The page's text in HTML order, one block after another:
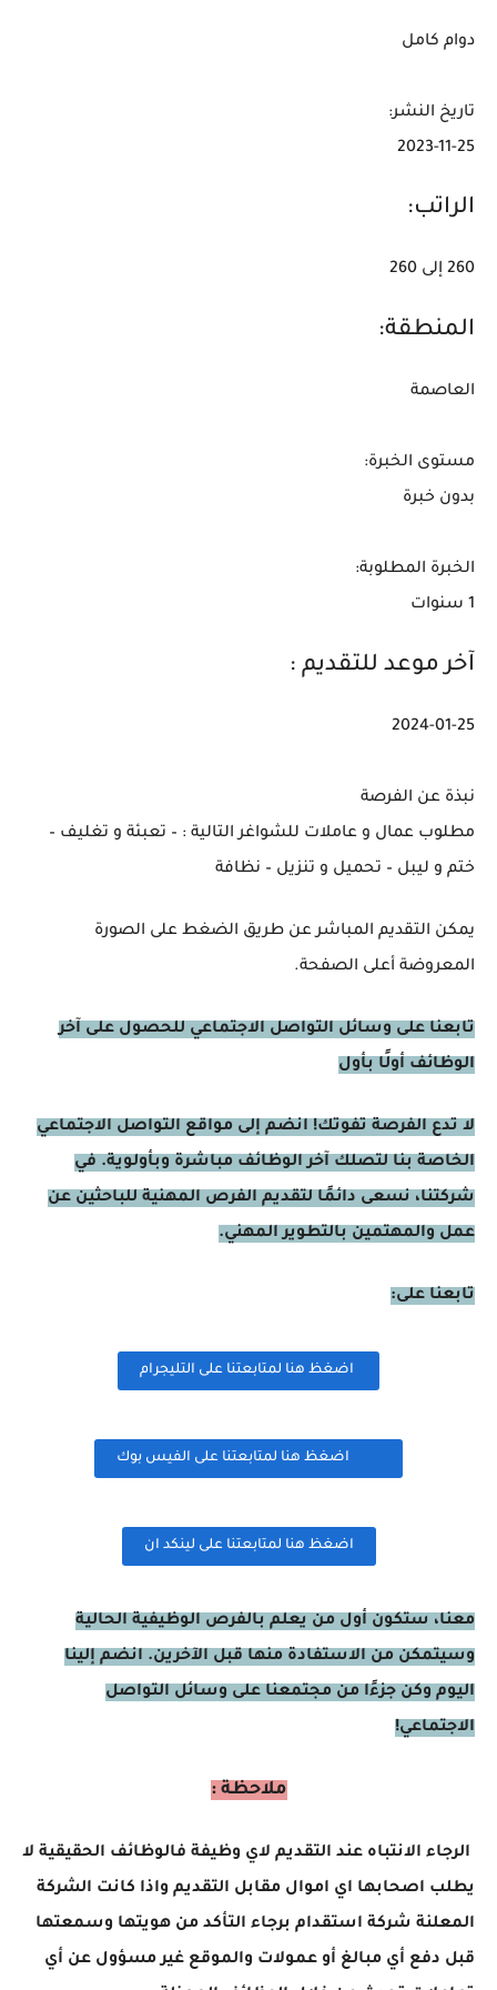
دوام كامل
تاريخ النشر:
2023-11-25
الراتب:
260 إلى 260
المنطقة:
العاصمة
مستوى الخبرة:
بدون خبرة
الخبرة المطلوبة:
1 سنوات
آخر موعد للتقديم :
2024-01-25
نبذة عن الفرصة
مطلوب عمال و عاملات للشواغر التالية : – تعبئة و تغليف –
ختم و ليبل – تحميل و تنزيل – نظافة
يمكن التقديم المباشر عن طريق الضغط على الصورة
المعروضة أعلى الصفحة.
تابعنا على وسائل التواصل الاجتماعي للحصول على آخر
الوظائف أولًا بأول
لا تدع الفرصة تفوتك! انضم إلى مواقع التواصل الاجتماعي
الخاصة بنا لتصلك آخر الوظائف مباشرة وبأولوية. في
شركتنا، نسعى دائمًا لتقديم الفرص المهنية للباحثين عن
عمل والمهتمين بالتطوير المهني.
تابعنا على:
اضغظ هنا لمتابعتنا على التليجرام
اضغظ هنا لمتابعتنا على الفيس بوك
اضغظ هنا لمتابعتنا على لينكد ان
معنا، ستكون أول من يعلم بالفرص الوظيفية الحالية
وسيتمكن من الاستفادة منها قبل الآخرين. انضم إلينا
اليوم وكن جزءًا من مجتمعنا على وسائل التواصل
الاجتماعي!
ملاحظة :
الرجاء الانتباه عند التقديم لاي وظيفة فالوظائف الحقيقية لا
يطلب اصحابها اي اموال مقابل التقديم واذا كانت الشركة
المعلنة شركة استقدام برجاء التأكد من هويتها وسمعتها
قبل دفع أي مبالغ أو عمولات والموقع غير مسؤول عن أي